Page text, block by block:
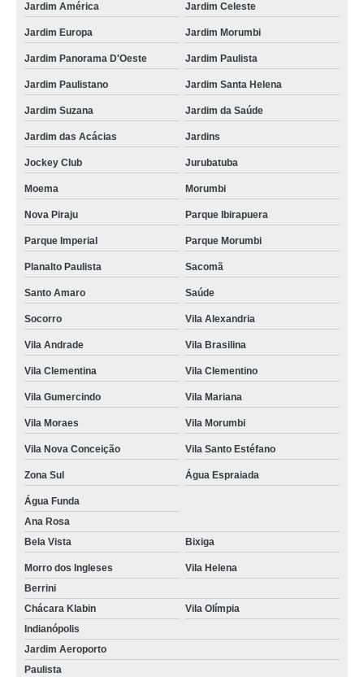
Jardim América Jardim Celeste
Jardim Europa Jardim Morumbi
Jardim Panorama D'Oeste Jardim Paulista
Jardim Paulistano Jardim Santa Helena
Jardim Suzana Jardim da Saúde
Jardim das Acácias Jardins
Jockey Club Jurubatuba
Moema Morumbi
Nova Piraju Parque Ibirapuera
Parque Imperial Parque Morumbi
Planalto Paulista Sacomã
Santo Amaro Saúde
Socorro Vila Alexandria
Vila Andrade Vila Brasilina
Vila Clementina Vila Clementino
Vila Gumercindo Vila Mariana
Vila Moraes Vila Morumbi
Vila Nova Conceição Vila Santo Estéfano
Zona Sul Água Espraiada
Água Funda
Ana Rosa
Bela Vista
Bixiga
Morro dos Ingleses
Vila Helena
Berrini
Chácara Klabin
Vila Olímpia
Indianópolis
Jardim Aeroporto
Paulista